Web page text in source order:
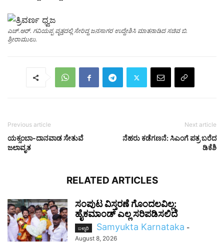
ಎಚ್.ಆರ್. ಗವಿಯಪ್ಪ ವೃತ್ತದಲ್ಲಿ ಸೇರಿದ್ದ ಜನಸಾಗರ ಉದ್ದೇಶಿಸಿ ಮಾತನಾಡಿದ ಸಚಿವ ಬಿ.
ಶ್ರೀರಾಮುಲು.
Previous article
ಯಕ್ಸಂಬಾ-ದಾನವಾಡ ಸೇತುವೆ
ಜಲಾವೃತ
Next article
ನೆಹರು ಕಡೆಗಣನೆ: ಸಿಎಂಗೆ ಪತ್ರ ಬರೆದ
ಡಿಕೆಶಿ
RELATED ARTICLES
ಸಂಪುಟ ವಿಸ್ತರಣೆ ಗೊಂದಲವಿಲ್ಲ:
ಹೈಕಮಾಂಡ್ ಎಲ್ಲ ಸರಿಪಡಿಸಲಿದೆ
ಬಳ್ಳಾರಿ Samyukta Karnataka -
August 8, 2026